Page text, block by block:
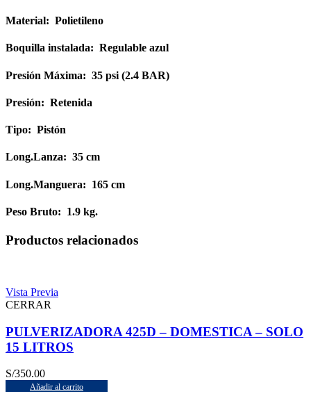
Material: Polietileno
Boquilla instalada: Regulable azul
Presión Máxima: 35 psi (2.4 BAR)
Presión: Retenida
Tipo: Pistón
Long.Lanza: 35 cm
Long.Manguera: 165 cm
Peso Bruto: 1.9 kg.
Productos relacionados
Vista Previa
CERRAR
PULVERIZADORA 425D – DOMESTICA – SOLO
15 LITROS
S/350.00
Añadir al carrito